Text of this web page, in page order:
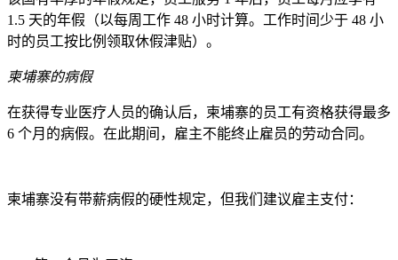
1.5 天的年假（以每周工作 48 小时计算。工作时间少于 48 小
时的员工按比例领取休假津贴）。
柬埔寨的病假
在获得专业医疗人员的确认后，柬埔寨的员工有资格获得最多
6 个月的病假。在此期间，雇主不能终止雇员的劳动合同。
柬埔寨没有带薪病假的硬性规定，但我们建议雇主支付：